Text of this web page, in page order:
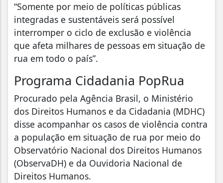
“Somente por meio de políticas públicas
integradas e sustentáveis será possível
interromper o ciclo de exclusão e violência
que afeta milhares de pessoas em situação de
rua em todo o país”.
Programa Cidadania PopRua
Procurado pela Agência Brasil, o Ministério
dos Direitos Humanos e da Cidadania (MDHC)
disse acompanhar os casos de violência contra
a população em situação de rua por meio do
Observatório Nacional dos Direitos Humanos
(ObservaDH) e da Ouvidoria Nacional de
Direitos Humanos.